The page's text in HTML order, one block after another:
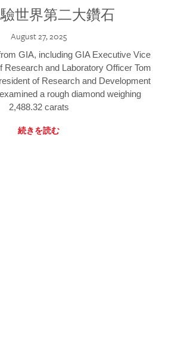
驗世界第二大鑽石
August 27, 2025
GIA, including GIA Executive Vice
Research and Laboratory Officer Tom
of Research and Development
a rough diamond weighing
2,488.32 carats
続きを読む